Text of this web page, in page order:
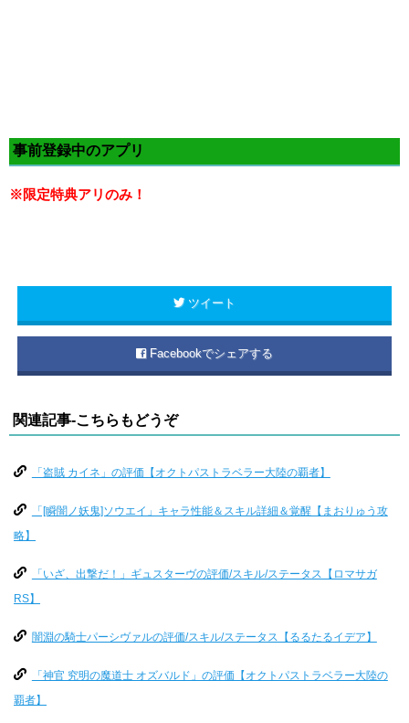
事前登録中のアプリ
※限定特典アリのみ！
ツイート
Facebookでシェアする
関連記事-こちらもどうぞ
「盗賊 カイネ」の評価【オクトパストラベラー大陸の覇者】
「[瞬闇ノ妖鬼]ソウエイ」キャラ性能＆スキル詳細＆覚醒【まおりゅう攻
略】
「いざ、出撃だ！」ギュスターヴの評価/スキル/ステータス【ロマサガ
RS】
闇淵の騎士パーシヴァルの評価/スキル/ステータス【るるたるイデア】
「神官 究明の魔道士 オズバルド」の評価【オクトパストラベラー大陸の
覇者】